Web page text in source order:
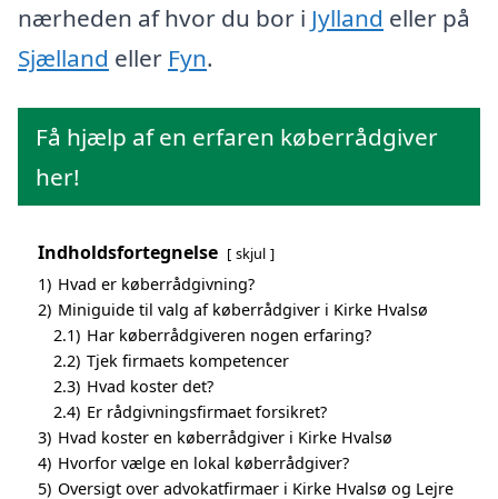
nærheden af hvor du bor i Jylland eller på
Sjælland eller Fyn.
Få hjælp af en erfaren køberrådgiver
her!
Indholdsfortegnelse skjul
1) Hvad er køberrådgivning?
2) Miniguide til valg af køberrådgiver i Kirke Hvalsø
2.1) Har køberrådgiveren nogen erfaring?
2.2) Tjek firmaets kompetencer
2.3) Hvad koster det?
2.4) Er rådgivningsfirmaet forsikret?
3) Hvad koster en køberrådgiver i Kirke Hvalsø
4) Hvorfor vælge en lokal køberrådgiver?
5) Oversigt over advokatfirmaer i Kirke Hvalsø og Lejre